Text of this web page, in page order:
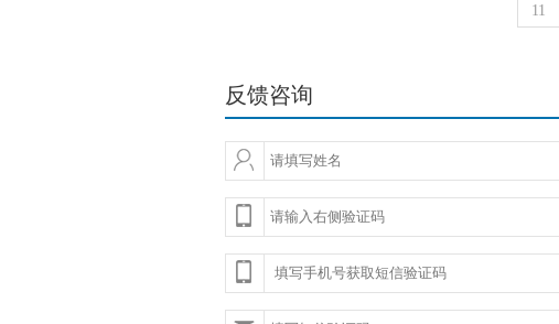
11
反馈咨询